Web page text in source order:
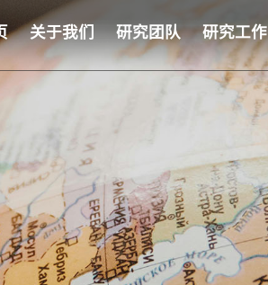
关于我们 研究团队 研究工作